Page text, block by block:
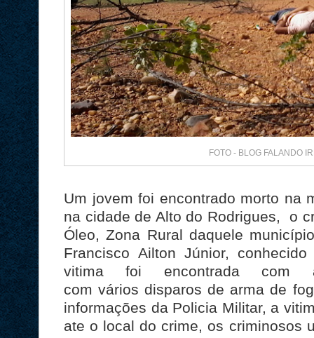
FOTO - BLOG FALANDO
Um jovem foi encontrado morto na
na cidade de Alto do Rodrigues, o
Óleo, Zona Rural daquele
Francisco Ailton Júnior,
vitima foi encontrada com
com vários disparos de arma de
informações da Policia Militar, a
ate o local do crime, os criminosos